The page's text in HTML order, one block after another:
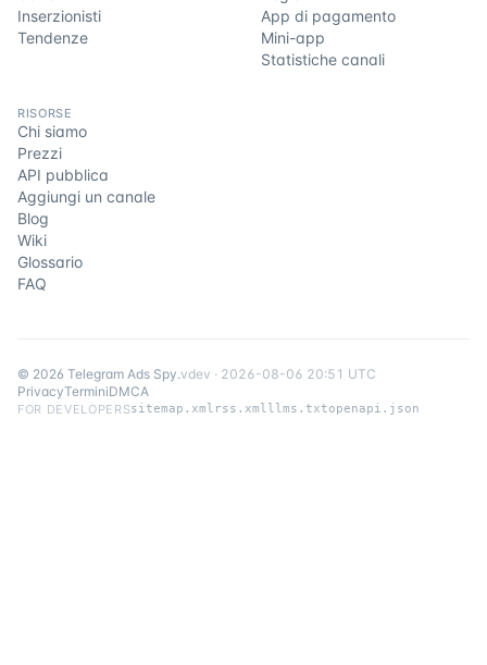
Inserzionisti
Tendenze
App di pagamento
Mini-app
Statistiche canali
RISORSE
Chi siamo
Prezzi
API pubblica
Aggiungi un canale
Blog
Wiki
Glossario
FAQ
© 2026 Telegram Ads Spy.vdev · 2026-08-06 20:51 UTC
PrivacyTerminiDMCA
FOR DEVELOPERSsitemap.xml rss.xmlllms.txtopenapi.json